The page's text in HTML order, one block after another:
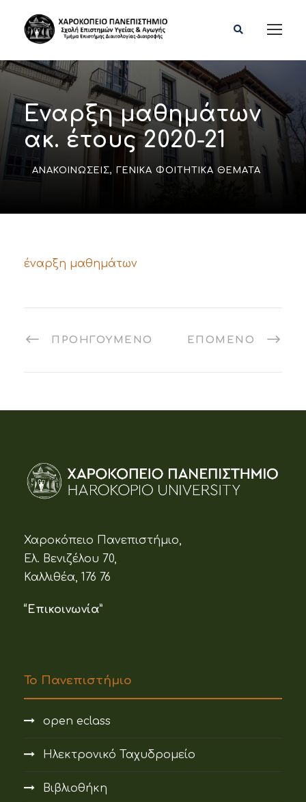
Έναρξη μαθημάτων
ακ. έτους 2020-21
ΑΝΑΚΟΙΝΏΣΕΙΣ, ΓΕΝΙΚΆ ΦΟΙΤΗΤΙΚΆ ΘΈΜΑΤΑ
έναρξη μαθημάτων
ΠΡΟΗΓΟΎΜΕΝΟ ΕΠΌΜΕΝΟ
Χαροκόπειο Πανεπιστήμιο,
Ελ. Βενιζέλου 70,
Καλλιθέα, 176 76
“Επικοινωνία”
Το Πανεπιστήμιο
open eclass
Ηλεκτρονικό Ταχυδρομείο
Βιβλιοθήκη